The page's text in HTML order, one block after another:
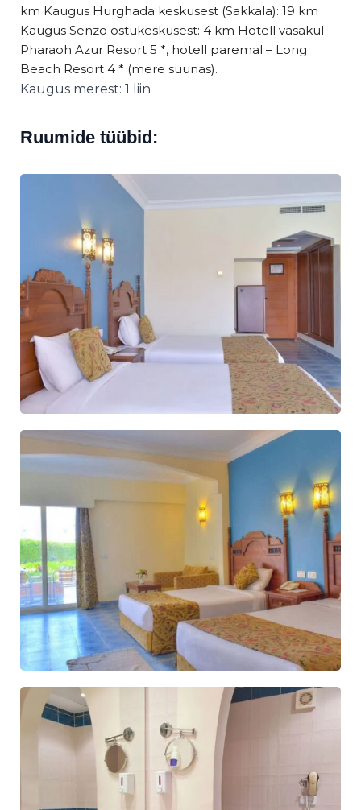
km Kaugus Hurghada keskusest (Sakkala): 19 km
Kaugus Senzo ostukeskusest: 4 km Hotell vasakul –
Pharaoh Azur Resort 5 *, hotell paremal – Long
Beach Resort 4 * (mere suunas).
Kaugus merest: 1 liin
Ruumide tüübid: